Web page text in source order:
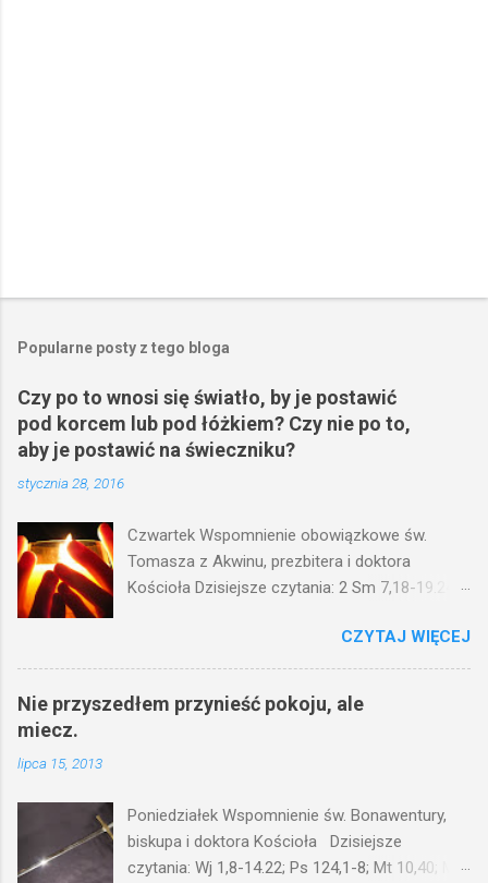
Popularne posty z tego bloga
Czy po to wnosi się światło, by je postawić
pod korcem lub pod łóżkiem? Czy nie po to,
aby je postawić na świeczniku?
stycznia 28, 2016
Czwartek Wspomnienie obowiązkowe św.
Tomasza z Akwinu, prezbitera i doktora
Kościoła Dzisiejsze czytania: 2 Sm 7,18-19.24-
(Mk 4,21-25) Jezus mówił ludowi: Czy po to
wnosi się światło, by je postawić pod korcem
lub pod łóżkiem? Czy nie po to, aby je postawić
na świeczniku? Nie ma bowiem nic ukrytego, co
wy mierzycie, odmierzą wam i jeszcze wam
dołożą. Bo kto ma, temu będzie dane; a kto nie
ma, pozbawią go i tego, co ma. W dzisiejszym
CZYTAJ WIĘCEJ
Nie przyszedłem przynieść pokoju, ale
miecz.
lipca 15, 2013
Poniedziałek Wspomnienie św. Bonawentury,
biskupa i doktora Kościoła Dzisiejsze
czytania: Wj 1,8-14.22; Ps 124,1-8; Mt 10,40; Mt